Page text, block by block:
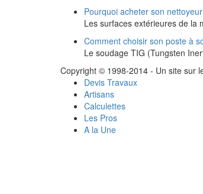
Pourquoi acheter son
Les surfaces extérieures de la
Comment choisir son poste à
Le soudage TIG (Tungsten
Copyright © 1998-2014 - Un site sur
Devis Travaux
Artisans
Calculettes
Les Pros
A la Une